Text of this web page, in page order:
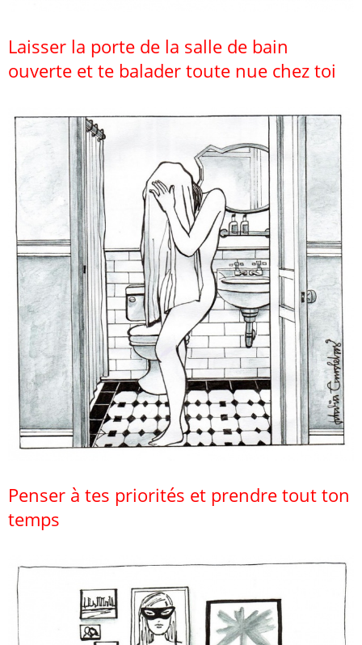
Laisser la porte de la salle de bain
ouverte et te balader toute nue chez toi
Penser à tes priorités et prendre tout ton
temps